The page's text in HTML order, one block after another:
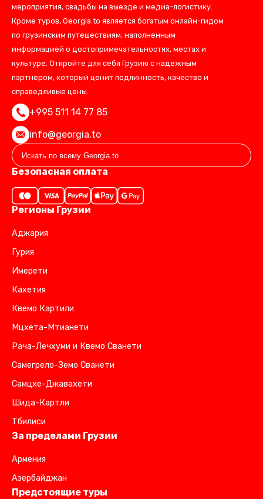
мероприятия, свадьбы на выезде и медиа-логистику.
Кроме туров, Georgia.to является богатым онлайн-гидом
по грузинским путешествиям, наполненным
информацией о достопримечательностях, местах и
культуре. Откройте для себя Грузию с надежным
партнером, который ценит подлинность, качество и
справедливые цены.
+995 511 14 77 85
info@georgia.to
Безопасная оплата
Регионы Грузии
Аджария
Гурия
Имерети
Кахетия
Квемо Картили
Мцхета-Мтианети
Рача-Лечхуми и Квемо Сванети
Самегрело-Земо Сванети
Самцхе-Джавахети
Шида-Картли
Тбилиси
За пределами Грузии
Армения
Азербайджан
Предстоящие туры